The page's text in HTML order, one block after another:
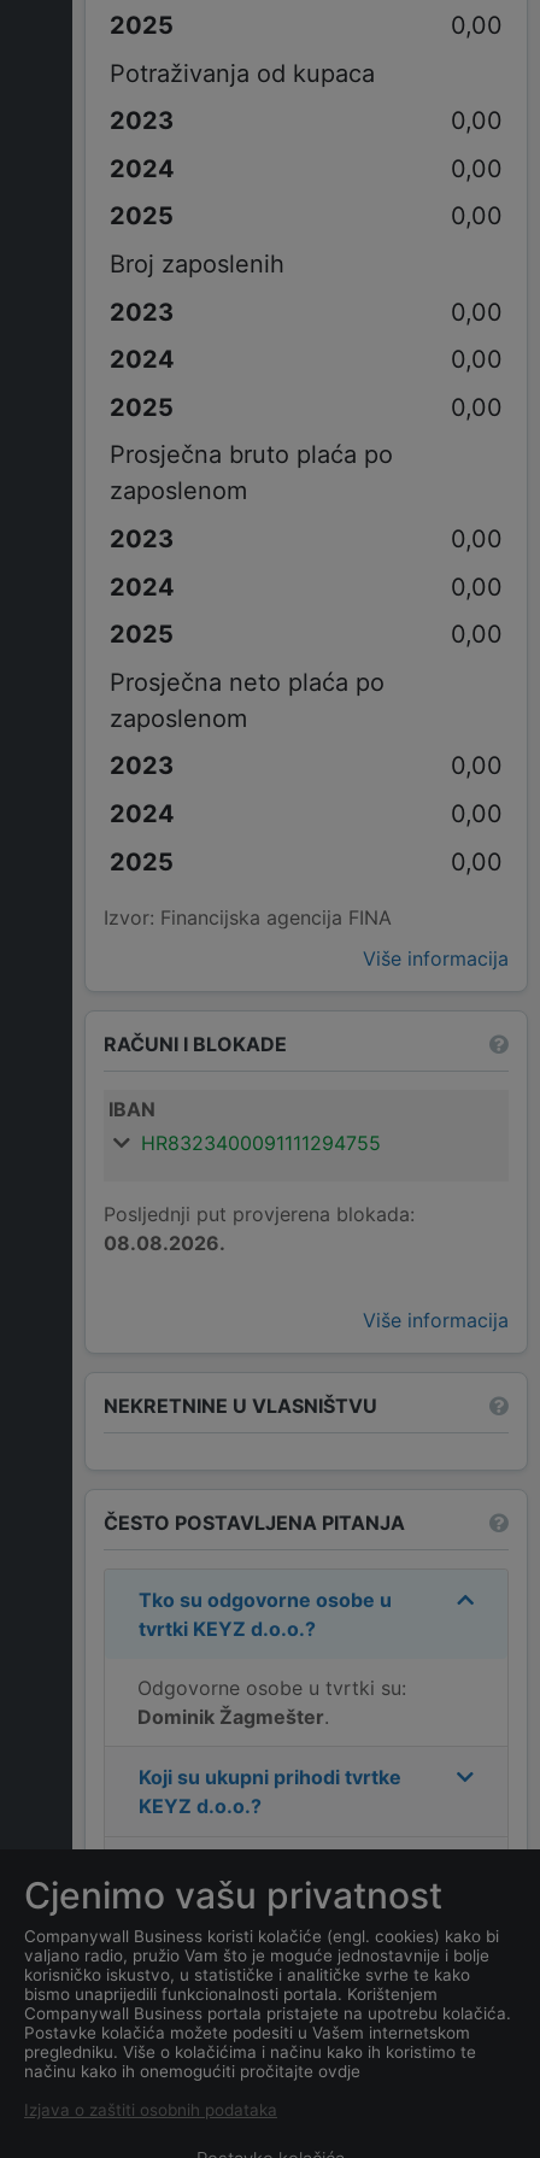
0,00
Potraživanja od kupaca
0,00
0,00
0,00
Broj zaposlenih
0,00
0,00
0,00
Prosječna bruto plaća po
zaposlenom
0,00
0,00
0,00
Prosječna neto plaća po
zaposlenom
0,00
0,00
0,00
Izvor: Financijska agencija FINA
Više informacija
RAČUNI I BLOKADE
IBAN
HR8323400091111294755
Posljednji put provjerena blokada:
08.08.2026.
Više informacija
NEKRETNINE U VLASNIŠTVU
ČESTO POSTAVLJENA PITANJA
Tko su odgovorne osobe u
tvrtki KEYZ d.o.o.?
Odgovorne osobe u tvrtki su:
Dominik Žagmešter.
Koji su ukupni prihodi tvrtke
KEYZ d.o.o.?
d.o.o.?
Koji je kontakt tvrtke KEYZ
d.o.o.?
Koji je datum osnivanja
tvrtkeKEYZ d.o.o. ?
Cjenimo vašu privatnost
Companywall Business koristi kolačiće (engl. cookies) kako bi
valjano radio, pružio Vam što je moguće jednostavnije i bolje
korisničko iskustvo, u statističke i analitičke svrhe te kako
bismo unaprijedili funkcionalnosti portala. Korištenjem
Companywall Business portala pristajete na upotrebu kolačića.
Postavke kolačića možete podesiti u Vašem internetskom
pregledniku. Više o kolačićima i načinu kako ih koristimo te
načinu kako ih onemogućiti pročitajte ovdje
Izjava o zaštiti osobnih podataka